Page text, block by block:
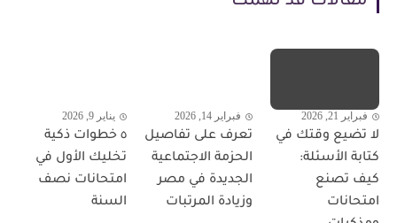
فبراير 21, 2026
لا تضيع وقتك في
كتابة الأسئلة:
كيف تصنع
امتحانات
فبراير 14, 2026
تعرف على تفاصيل
الحزمة الاجتماعية
الجديدة في مصر
وزيادة المرتبات
يناير 9, 2026
٥ خطوات ذكية
تخليك الأول في
امتحانات نصف
السنة